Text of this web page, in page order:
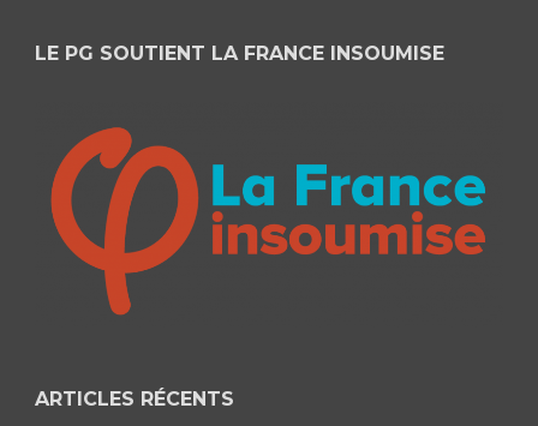
LE PG SOUTIENT LA FRANCE INSOUMISE
ARTICLES RÉCENTS